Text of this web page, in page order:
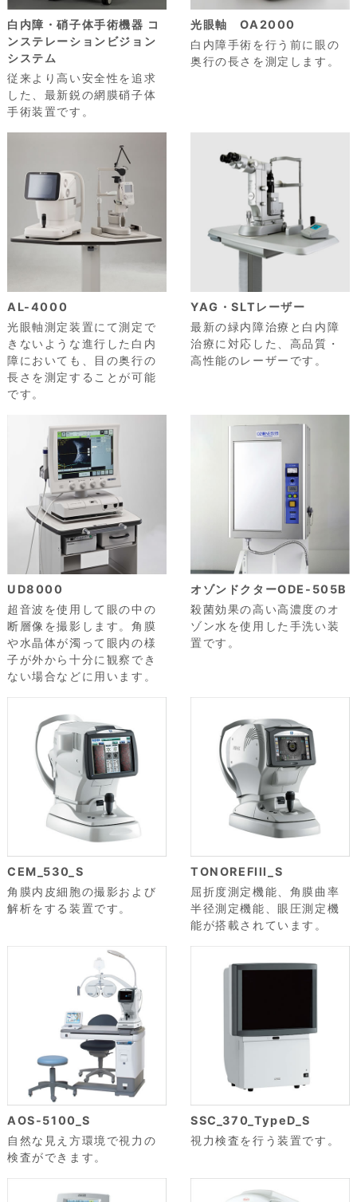
白内障・硝子体手術機器 コ
ンステレーションビジョン
システム
従来より高い安全性を追求
した、最新鋭の網膜硝子体
手術装置です。
光眼軸 OA2000
白内障手術を行う前に眼の
奥行の長さを測定します。
AL-4000
光眼軸測定装置にて測定で
きないような進行した白内
障においても、目の奥行の
長さを測定することが可能
です。
YAG・SLTレーザー
最新の緑内障治療と白内障
治療に対応した、高品質・
高性能のレーザーです。
UD8000
超音波を使用して眼の中の
断層像を撮影します。角膜
や水晶体が濁って眼内の様
子が外から十分に観察でき
ない場合などに用います。
オゾンドクターODE-505B
殺菌効果の高い高濃度のオ
ゾン水を使用した手洗い装
置です。
CEM_530_S
角膜内皮細胞の撮影および
解析をする装置です。
TONOREFlll_S
屈折度測定機能、角膜曲率
半径測定機能、眼圧測定機
能が搭載されています。
AOS-5100_S
自然な見え方環境で視力の
検査ができます。
SSC_370_TypeD_S
視力検査を行う装置です。